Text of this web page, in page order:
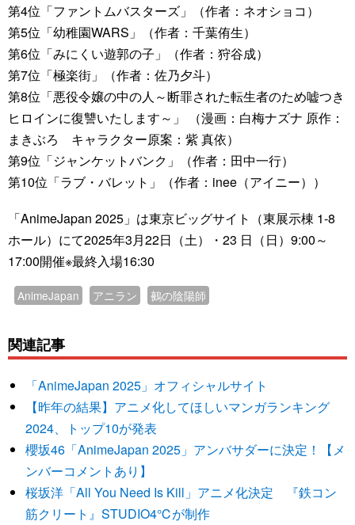
第4位「ファントムバスターズ」（作者：ネオショコ）
第5位「幼稚園WARS」（作者：千葉侑生）
第6位「みにくい遊郭の子」（作者：狩谷成）
第7位「極楽街」（作者：佐乃夕斗）
第8位「悪役令嬢の中の人～断罪された転生者のため嘘つき
ヒロインに復讐いたします～」 （漫画：白梅ナズナ 原作：
まきぶろ キャラクター原案：紫 真依）
第9位「ジャンケットバンク」（作者：田中一行）
第10位「ラブ・バレット」（作者：inee（アイニー））
「AnimeJapan 2025」は東京ビッグサイト（東展示棟 1-8
ホール）にて2025年3月22日（土）・23 日（日）9:00～
17:00開催※最終入場16:30
AnimeJapan アニラン 鵺の陰陽師
関連記事
「AnimeJapan 2025」オフィシャルサイト
【昨年の結果】アニメ化してほしいマンガランキング
2024、トップ10が発表
櫻坂46「AnimeJapan 2025」アンバサダーに決定！【メ
ンバーコメントあり】
桜坂洋「All You Need Is Kill」アニメ化決定 『鉄コン
筋クリート』STUDIO4℃が制作